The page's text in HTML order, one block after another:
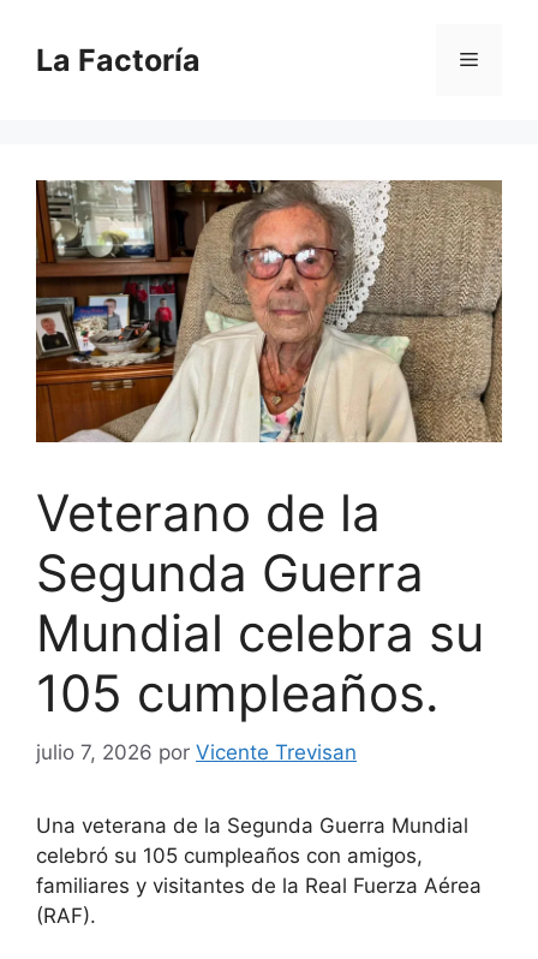
contenido
La Factoría Menú
Veterano de la
Segunda Guerra
Mundial celebra su
105 cumpleaños.
julio 7, 2026 por Vicente Trevisan
Una veterana de la Segunda Guerra Mundial
celebró su 105 cumpleaños con amigos,
familiares y visitantes de la Real Fuerza Aérea
(RAF).